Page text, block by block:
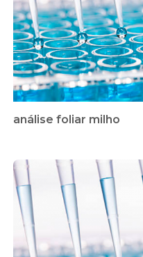
análise foliar milho